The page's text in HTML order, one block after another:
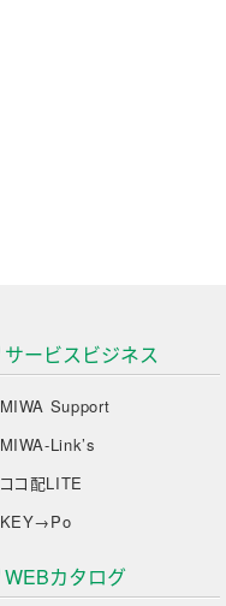
サービスビジネス
MIWA Support
MIWA-Link’s
ココ配LITE
KEY→Po
WEBカタログ